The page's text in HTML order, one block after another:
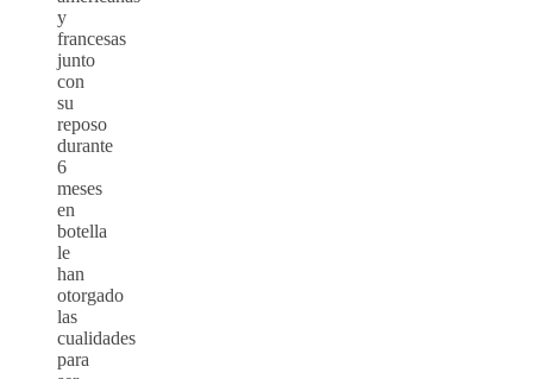
y
francesas
junto
con
su
reposo
durante
6
meses
en
botella
le
han
otorgado
las
cualidades
para